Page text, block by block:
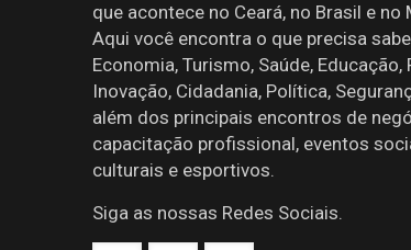
que acontece no Ceará, no Brasil e no
Aqui você encontra o que precisa
Economia, Turismo, Saúde, Educação,
Inovação, Cidadania, Política,
além dos principais encontros de
capacitação profissional, eventos
culturais e esportivos.
Siga as nossas Redes Sociais.